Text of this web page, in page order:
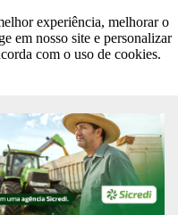
experiência, melhorar o
em nosso site e personalizar
com o uso de cookies.